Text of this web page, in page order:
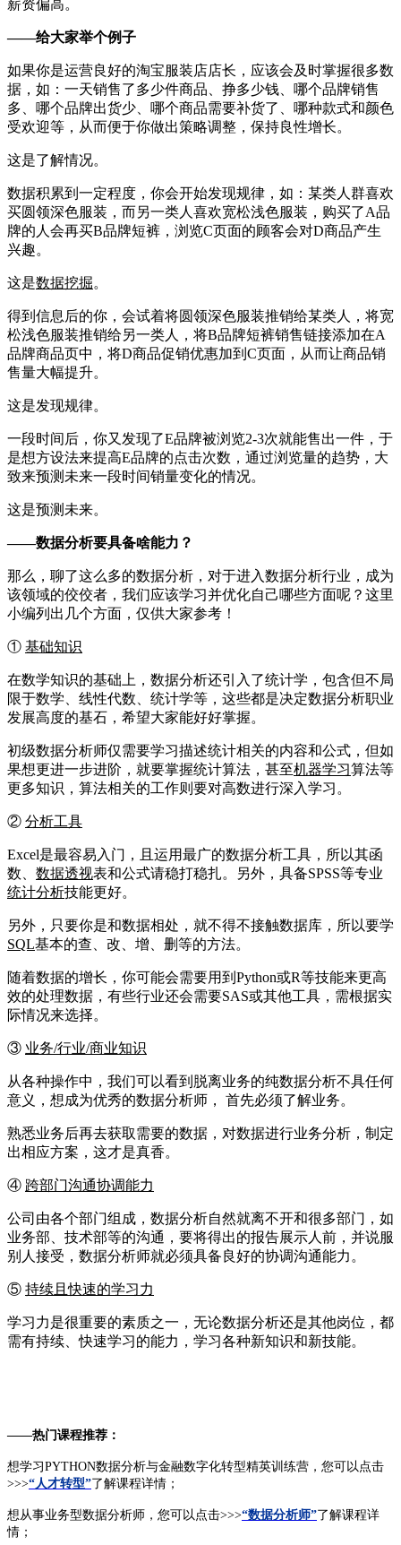
薪资偏高。
——给大家举个例子
如果你是运营良好的淘宝服装店店长，应该会及时掌握很多数
据，如：一天销售了多少件商品、挣多少钱、哪个品牌销售
多、哪个品牌出货少、哪个商品需要补货了、哪种款式和颜色
受欢迎等，从而便于你做出策略调整，保持良性增长。
这是了解情况。
数据积累到一定程度，你会开始发现规律，如：某类人群喜欢
买圆领深色服装，而另一类人喜欢宽松浅色服装，购买了A品
牌的人会再买B品牌短裤，浏览C页面的顾客会对D商品产生
兴趣。
这是数据挖掘。
得到信息后的你，会试着将圆领深色服装推销给某类人，将宽
松浅色服装推销给另一类人，将B品牌短裤销售链接添加在A
品牌商品页中，将D商品促销优惠加到C页面，从而让商品销
售量大幅提升。
这是发现规律。
一段时间后，你又发现了E品牌被浏览2-3次就能售出一件，于
是想方设法来提高E品牌的点击次数，通过浏览量的趋势，大
致来预测未来一段时间销量变化的情况。
这是预测未来。
——数据分析要具备啥能力？
那么，聊了这么多的数据分析，对于进入数据分析行业，成为
该领域的佼佼者，我们应该学习并优化自己哪些方面呢？这里
小编列出几个方面，仅供大家参考！
① 基础知识
在数学知识的基础上，数据分析还引入了统计学，包含但不局
限于数学、线性代数、统计学等，这些都是决定数据分析职业
发展高度的基石，希望大家能好好掌握。
初级数据分析师仅需要学习描述统计相关的内容和公式，但如
果想更进一步进阶，就要掌握统计算法，甚至机器学习算法等
更多知识，算法相关的工作则要对高数进行深入学习。
② 分析工具
Excel是最容易入门，且运用最广的数据分析工具，所以其函
数、 数据透视表和公式请稳打稳扎。另外，具备SPSS等专业
统计分析技能更好。
另外，只要你是和数据相处，就不得不接触数据库，所以要学
SQL基本的查、改、增、删等的方法。
随着数据的增长，你可能会需要用到Python或R等技能来更高
效的处理数据，有些行业还会需要SAS或其他工具，需根据实
际情况来选择。
③ 业务/行业/商业知识
从各种操作中，我们可以看到脱离业务的纯数据分析不具任何
意义，想成为优秀的数据分析师， 首先必须了解业务。
熟悉业务后再去获取需要的数据，对数据进行业务分析，制定
出相应方案，这才是真香。
④ 跨部门沟通协调能力
公司由各个部门组成，数据分析自然就离不开和很多部门，如
业务部、技术部等的沟通，要将得出的报告展示人前，并说服
别人接受，数据分析师就必须具备良好的协调沟通能力。
⑤ 持续且快速的学习力
学习力是很重要的素质之一，无论数据分析还是其他岗位，都
需有持续、快速学习的能力，学习各种新知识和新技能。
——热门课程推荐：
想学习PYTHON数据分析与金融数字化转型精英训练营，您可以点击
>>>“人才转型”了解课程详情；
想从事业务型数据分析师，您可以点击>>>“数据分析师”了解课程详
情；